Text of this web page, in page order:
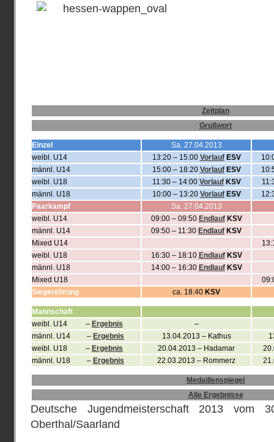
Zeitplan
Grußwort
Einzel
Sa. 27.04.2013
weibl. U14
13:20 – 15:00 Vorlauf ESV
männl. U14
15:00 – 18:20 Vorlauf ESV
weibl. U18
11:30 – 14:00 Vorlauf KSV
männl. U18
10:00 – 13:20 Vorlauf ESV
Paarkampf
Sa. 27.04.2013
weibl. U14
09:00 – 09:50 Endlauf KSV
männl. U14
09:50 – 11:30 Endlauf KSV
Mixed U14
weibl. U18
16:30 – 18:10 Endlauf KSV
männl. U18
14:00 – 16:30 Endlauf KSV
Mixed U18
Siegerehrung
ca. 18:40 KSV
Mannschaft
weibl. U14 – Ergebnis
–
männl. U14 – Ergebnis 13.04.2013 – Kathus
weibl. U18 – Ergebnis 20.04.2013 – Hadamar
männl. U18 – Ergebnis 22.03.2013 – Rommerz
Medaillenspiegel
Alle Ergebnisse
Deutsche Jugendmeisterschaft 2013
Oberthal/Saarland